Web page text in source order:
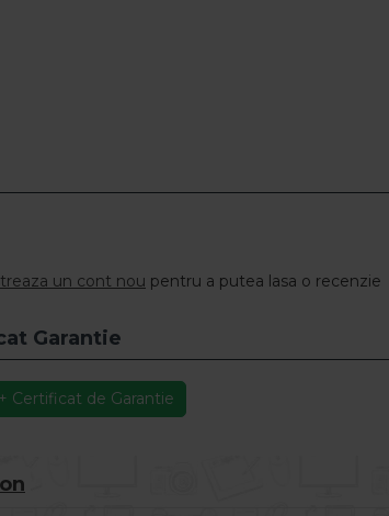
un cont nou pentru a putea lasa o recenzie
Garantie
Certificat de Garantie